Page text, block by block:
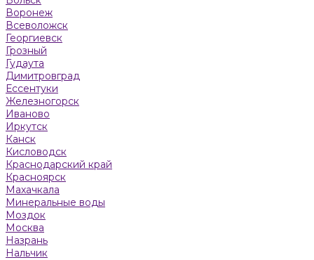
Воронеж
Всеволожск
Георгиевск
Грозный
Гудаута
Димитровград
Ессентуки
Железногорск
Иваново
Иркутск
Канск
Кисловодск
Краснодарский край
Красноярск
Махачкала
Минеральные воды
Моздок
Москва
Назрань
Нальчик